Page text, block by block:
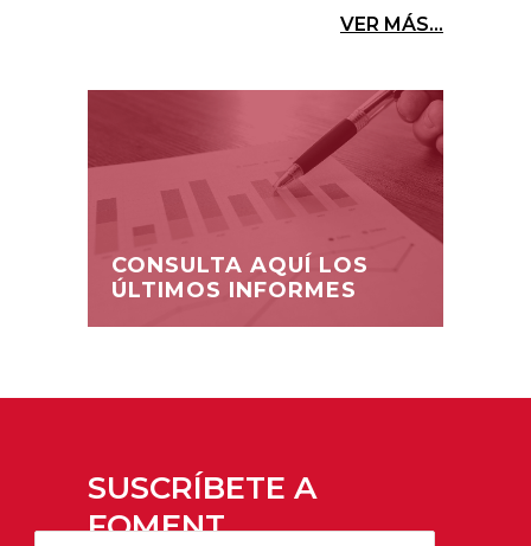
VER MÁS...
CONSULTA AQUÍ LOS
ÚLTIMOS INFORMES
SUSCRÍBETE A
FOMENT